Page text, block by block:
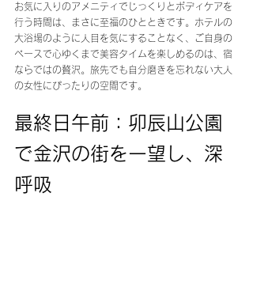
お気に入りのアメニティでじっくりとボディケアを
行う時間は、まさに至福のひとときです。ホテルの
大浴場のように人目を気にすることなく、ご自身の
ペースで心ゆくまで美容タイムを楽しめるのは、宿
ならではの贅沢。旅先でも自分磨きを忘れない大人
の女性にぴったりの空間です。
最終日午前：卯辰山公園
で金沢の街を一望し、深
呼吸